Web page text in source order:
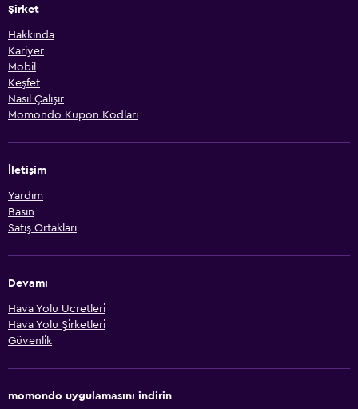
Şirket
Hakkında
Kariyer
Mobil
Keşfet
Nasıl Çalışır
Momondo Kupon Kodları
İletişim
Yardım
Basın
Satış Ortakları
Devamı
Hava Yolu Ücretleri
Hava Yolu Şirketleri
Güvenlik
momondo uygulamasını indirin